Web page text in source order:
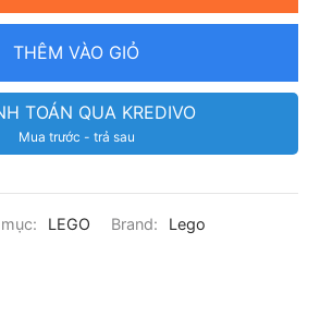
THÊM VÀO GIỎ
TOÁN QUA KREDIVO
Mua trước - trả sau
LEGO Brand: Lego